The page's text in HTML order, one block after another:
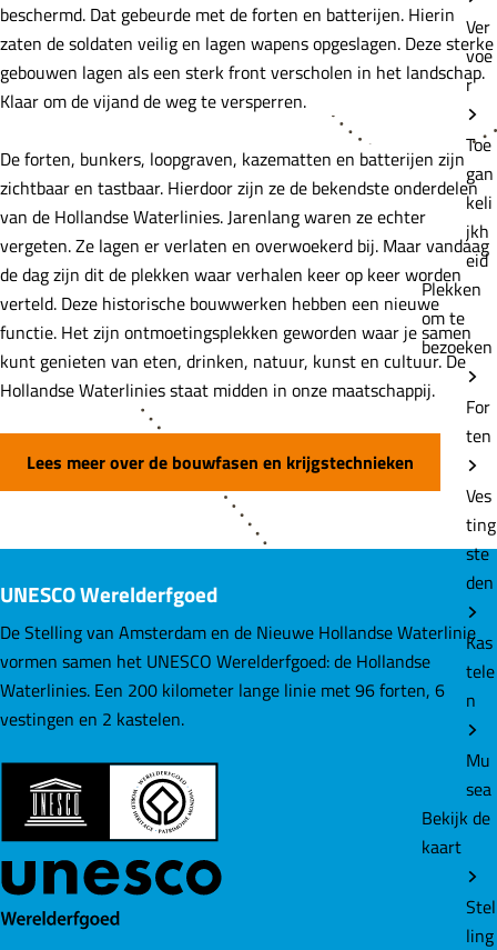
Ver
voe
r
Toe
gan
keli
jkh
eid
Plekken
om te
bezoeken
For
ten
Ves
ting
ste
den
Kas
tele
n
Mu
sea
Bekijk de
kaart
Stel
ling
beschermd. Dat gebeurde met de forten en batterijen. Hierin
zaten de soldaten veilig en lagen wapens opgeslagen. Deze sterke
gebouwen lagen als een sterk front verscholen in het landschap.
Klaar om de vijand de weg te versperren.
De forten, bunkers, loopgraven, kazematten en batterijen zijn
zichtbaar en tastbaar. Hierdoor zijn ze de bekendste onderdelen
van de Hollandse Waterlinies. Jarenlang waren ze echter
vergeten. Ze lagen er verlaten en overwoekerd bij. Maar vandaag
de dag zijn dit de plekken waar verhalen keer op keer worden
verteld. Deze historische bouwwerken hebben een nieuwe
functie. Het zijn ontmoetingsplekken geworden waar je samen
kunt genieten van eten, drinken, natuur, kunst en cultuur. De
Hollandse Waterlinies staat midden in onze maatschappij.
Lees meer over de bouwfasen en krijgstechnieken
UNESCO Werelderfgoed
De Stelling van Amsterdam en de Nieuwe Hollandse Waterlinie
vormen samen het UNESCO Werelderfgoed: de Hollandse
Waterlinies. Een 200 kilometer lange linie met 96 forten, 6
vestingen en 2 kastelen.